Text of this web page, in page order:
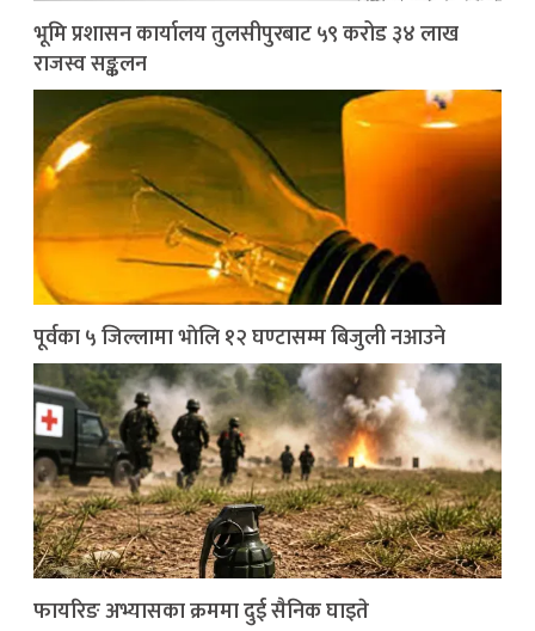
भूमि प्रशासन कार्यालय तुलसीपुरबाट ५९ करोड ३४ लाख
राजस्व सङ्कलन
पूर्वका ५ जिल्लामा भाेलि १२ घण्टासम्म बिजुली नआउने
फायरिङ अभ्यासका क्रममा दुई सैनिक घाइते